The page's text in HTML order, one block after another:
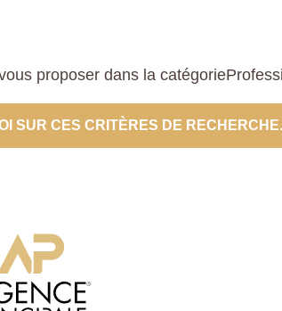
proposer dans la
SUR CES CRITÈRES DE RECHERCHE.